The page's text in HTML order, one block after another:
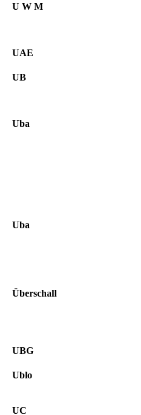
U W M
UAE
UB
Uba
Uba
Überschall
UBG
Ublo
UC